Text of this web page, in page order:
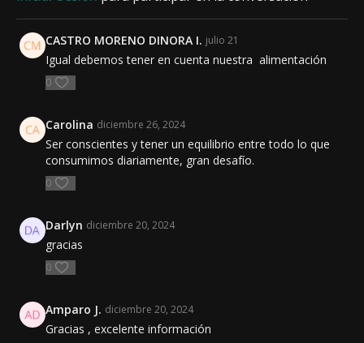
CASTRO MORENO DINORA I. julio 21
Igual debemos tener en cuenta nuestra alimentación
0
Carolina diciembre 26, 2024
Ser conscientes y tener un equilibrio entre todo lo que
consumimos diariamente, gran desafío.
0
Darlyn diciembre 20, 2024
gracias
0
Amparo J. diciembre 20, 2024
Gracias , excelente información